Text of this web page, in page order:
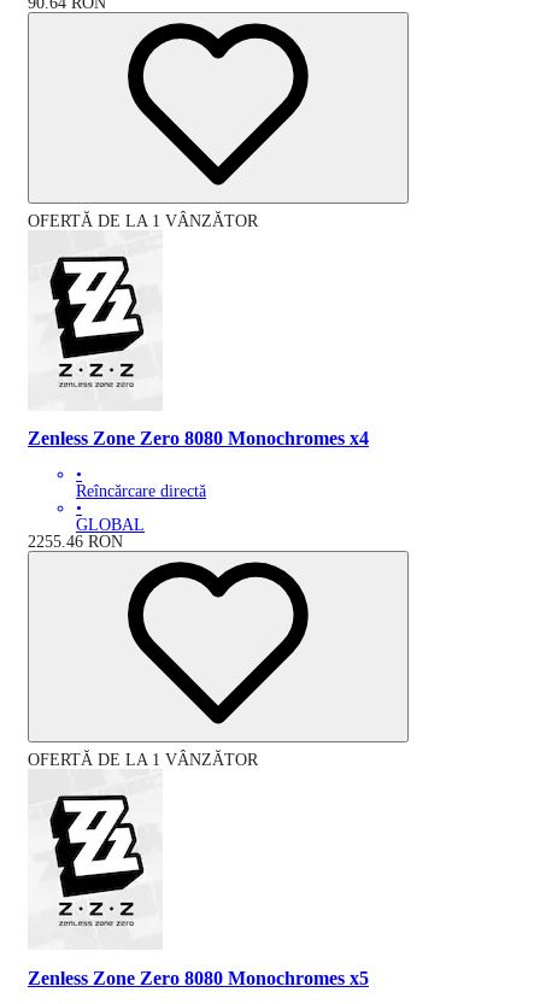
OFERTĂ DE LA 1 VÂNZĂTOR
Zenless Zone Zero 8080 Monochromes x4
•
Reîncărcare directă
•
GLOBAL
2255.46 RON
OFERTĂ DE LA 1 VÂNZĂTOR
Zenless Zone Zero 8080 Monochromes x5